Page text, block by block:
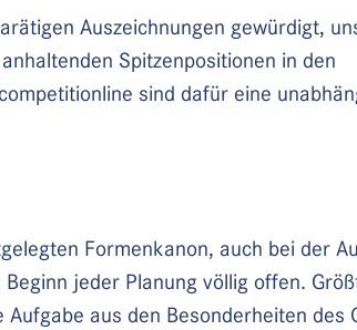
Auszeichnungen gewürdigt,
Spitzenpositionen in den
sind dafür eine
Formenkanon, auch bei der
jeder Planung völlig offen.
aus den Besonderheiten des